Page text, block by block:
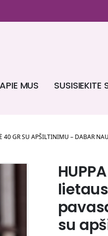
APIE MUS SUSISIEKITE
40 GR SU APŠILTINIMU – DABAR
su